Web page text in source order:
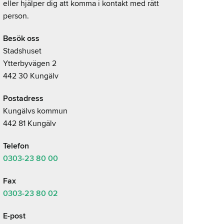
eller hjälper dig att komma i kontakt med rätt
person.
Besök oss
Stadshuset
Ytterbyvägen 2
442 30 Kungälv
Postadress
Kungälvs kommun
442 81 Kungälv
Telefon
0303-23 80 00
Fax
0303-23 80 02
E-post